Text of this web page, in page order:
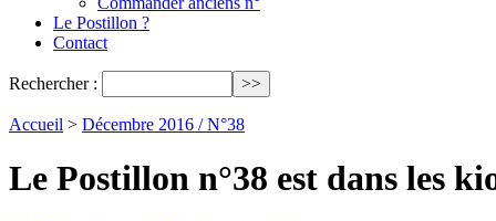
Le Postillon ?
Contact
Rechercher :
Accueil > Décembre 2016 / N°38
Le Postillon n°38 est dans les